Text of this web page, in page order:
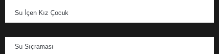
Su İçen Kız Çocuk
Su Sıçraması